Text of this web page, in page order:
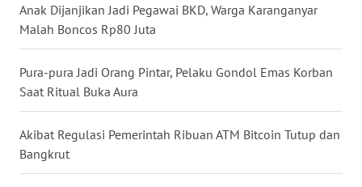
Anak Dijanjikan Jadi Pegawai BKD, Warga Karanganyar
Malah Boncos Rp80 Juta
Pura-pura Jadi Orang Pintar, Pelaku Gondol Emas Korban
Saat Ritual Buka Aura
Akibat Regulasi Pemerintah Ribuan ATM Bitcoin Tutup dan
Bangkrut
JATENG
NUSANTARA
JOGJA
WN